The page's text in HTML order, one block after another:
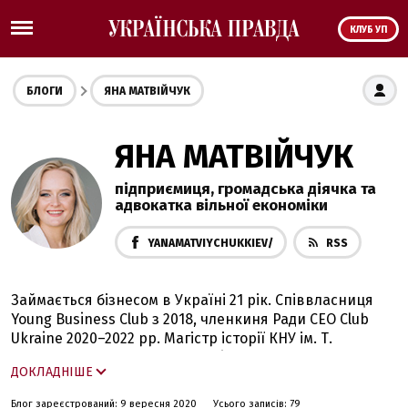
КЛУБ УП
БЛОГИ ЯНА МАТВІЙЧУК
ЯНА МАТВІЙЧУК
підприємиця, громадська діячка та
адвокатка вільної економіки
YANAMATVIYCHUKKIEV/ RSS
Займається бізнесом в Україні 21 рік. Співвласниця
Young Business Club з 2018, членкиня Ради CEO Club
Ukraine 2020–2022 рр. Магістр історії КНУ ім. Т.
історії економіки у Центрі Айн Ренд і для «Студентів за
ДОКЛАДНІШЕ
Блог зареєстрований: 9 вересня 2020 Усього записів: 79